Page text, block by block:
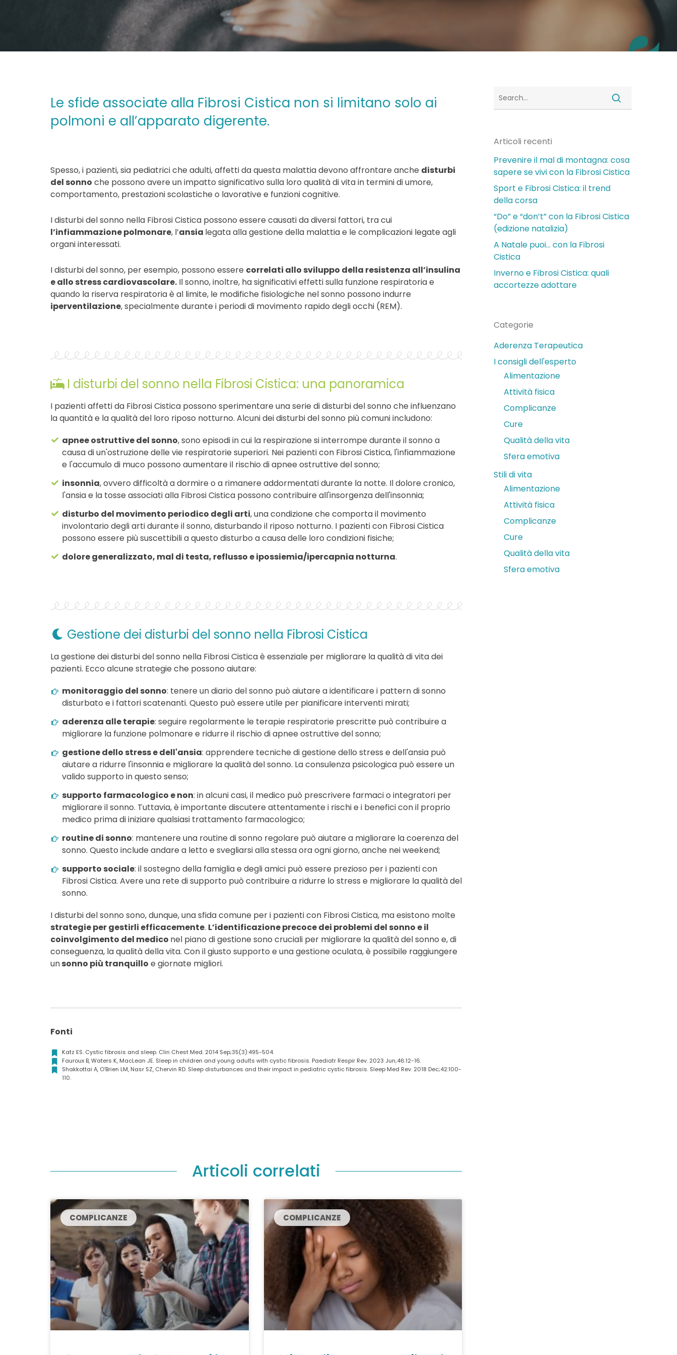
Le sfide associate alla Fibrosi Cistica non si limitano solo ai
polmoni e all’apparato digerente.
Spesso, i pazienti, sia pediatrici che adulti, affetti da questa malattia devono affrontare anche disturbi
del sonno che possono avere un impatto significativo sulla loro qualità di vita in termini di umore,
comportamento, prestazioni scolastiche o lavorative e funzioni cognitive.
I disturbi del sonno nella Fibrosi Cistica possono essere causati da diversi fattori, tra cui
l’infiammazione polmonare, l’ansia legata alla gestione della malattia e le complicazioni legate agli
organi interessati.
I disturbi del sonno, per esempio, possono essere correlati allo sviluppo della resistenza all’insulina
e allo stress cardiovascolare. Il sonno, inoltre, ha significativi effetti sulla funzione respiratoria e
quando la riserva respiratoria è al limite, le modifiche fisiologiche nel sonno possono indurre
iperventilazione, specialmente durante i periodi di movimento rapido degli occhi (REM).
I disturbi del sonno nella Fibrosi Cistica: una panoramica
I pazienti affetti da Fibrosi Cistica possono sperimentare una serie di disturbi del sonno che influenzano
la quantità e la qualità del loro riposo notturno. Alcuni dei disturbi del sonno più comuni includono:
apnee ostruttive del sonno, sono episodi in cui la respirazione si interrompe durante il sonno a
causa di un'ostruzione delle vie respiratorie superiori. Nei pazienti con Fibrosi Cistica, l'infiammazione
e l'accumulo di muco possono aumentare il rischio di apnee ostruttive del sonno;
insonnia, ovvero difficoltà a dormire o a rimanere addormentati durante la notte. Il dolore cronico,
l'ansia e la tosse associati alla Fibrosi Cistica possono contribuire all'insorgenza dell'insonnia;
disturbo del movimento periodico degli arti, una condizione che comporta il movimento
involontario degli arti durante il sonno, disturbando il riposo notturno. I pazienti con Fibrosi Cistica
possono essere più suscettibili a questo disturbo a causa delle loro condizioni fisiche;
dolore generalizzato, mal di testa, reflusso e ipossiemia/ipercapnia notturna.
Gestione dei disturbi del sonno nella Fibrosi Cistica
La gestione dei disturbi del sonno nella Fibrosi Cistica è essenziale per migliorare la qualità di vita dei
pazienti. Ecco alcune strategie che possono aiutare:
monitoraggio del sonno: tenere un diario del sonno può aiutare a identificare i pattern di sonno
disturbato e i fattori scatenanti. Questo può essere utile per pianificare interventi mirati;
aderenza alle terapie: seguire regolarmente le terapie respiratorie prescritte può contribuire a
migliorare la funzione polmonare e ridurre il rischio di apnee ostruttive del sonno;
gestione dello stress e dell'ansia: apprendere tecniche di gestione dello stress e dell'ansia può
aiutare a ridurre l'insonnia e migliorare la qualità del sonno. La consulenza psicologica può essere un
valido supporto in questo senso;
supporto farmacologico e non: in alcuni casi, il medico può prescrivere farmaci o integratori per
migliorare il sonno. Tuttavia, è importante discutere attentamente i rischi e i benefici con il proprio
medico prima di iniziare qualsiasi trattamento farmacologico;
routine di sonno: mantenere una routine di sonno regolare può aiutare a migliorare la coerenza del
sonno. Questo include andare a letto e svegliarsi alla stessa ora ogni giorno, anche nei weekend;
supporto sociale: il sostegno della famiglia e degli amici può essere prezioso per i pazienti con
Fibrosi Cistica. Avere una rete di supporto può contribuire a ridurre lo stress e migliorare la qualità del
sonno.
I disturbi del sonno sono, dunque, una sfida comune per i pazienti con Fibrosi Cistica, ma esistono molte
strategie per gestirli efficacemente. L’identificazione precoce dei problemi del sonno e il
coinvolgimento del medico nel piano di gestione sono cruciali per migliorare la qualità del sonno e, di
conseguenza, la qualità della vita. Con il giusto supporto e una gestione oculata, è possibile raggiungere
unsonno più tranquillo e giornate migliori.
Fonti
Katz ES. Cystic fibrosis and sleep. Clin Chest Med. 2014 Sep;35(3):495-504.
Fauroux B, Waters K, MacLean JE. Sleep in children and young adults with cystic fibrosis. Paediatr Respir Rev. 2023 Jun;46:12-16.
Shakkottai A, O'Brien LM, Nasr SZ, Chervin RD. Sleep disturbances and their impact in pediatric cystic fibrosis. Sleep Med Rev. 2018 Dec;42:100-
110.
Articoli correlati
COMPLICANZE COMPLICANZE
Articoli recenti
Prevenire il mal di montagna: cosa
sapere se vivi con la Fibrosi Cistica
Sport e Fibrosi Cistica: il trend
della corsa
“Do” e “don’t” con la Fibrosi Cistica
(edizione natalizia)
A Natale puoi… con la Fibrosi
Cistica
Inverno e Fibrosi Cistica: quali
accortezze adottare
Categorie
Aderenza Terapeutica
I consigli dell'esperto
Alimentazione
Attività fisica
Complicanze
Cure
Qualità della vita
Sfera emotiva
Stili di vita
Alimentazione
Attività fisica
Complicanze
Cure
Qualità della vita
Sfera emotiva